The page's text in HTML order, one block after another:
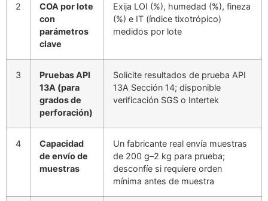
2
COA por lote
con
parámetros
clave
Exija LOI (%), humedad (%), fineza
(%) e IT (índice tixotrópico)
medidos por lote
3
Pruebas API
13A (para
grados de
perforación)
Solicite resultados de prueba API
13A Sección 14; disponible
verificación SGS o Intertek
4
Capacidad
de envío de
muestras
Un fabricante real envía muestras
de 200 g–2 kg para prueba;
desconfíe si requiere orden
mínima antes de muestra